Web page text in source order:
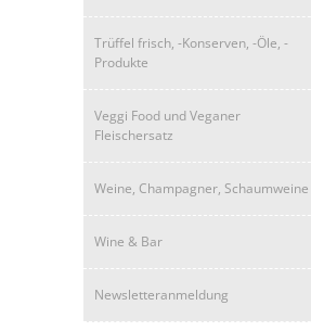
Trüffel frisch, -Konserven, -Öle, -
Produkte
Veggi Food und Veganer
Fleischersatz
Weine, Champagner, Schaumweine
Wine & Bar
Newsletteranmeldung